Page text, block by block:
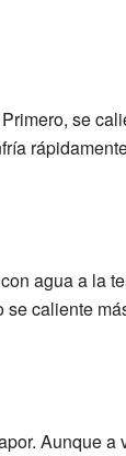
se
agua a la
caliente
Aunque a